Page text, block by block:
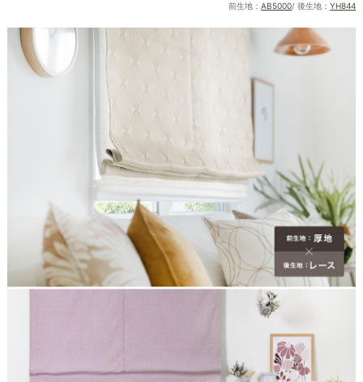
前生地：AB5000/ 後生地：YH844